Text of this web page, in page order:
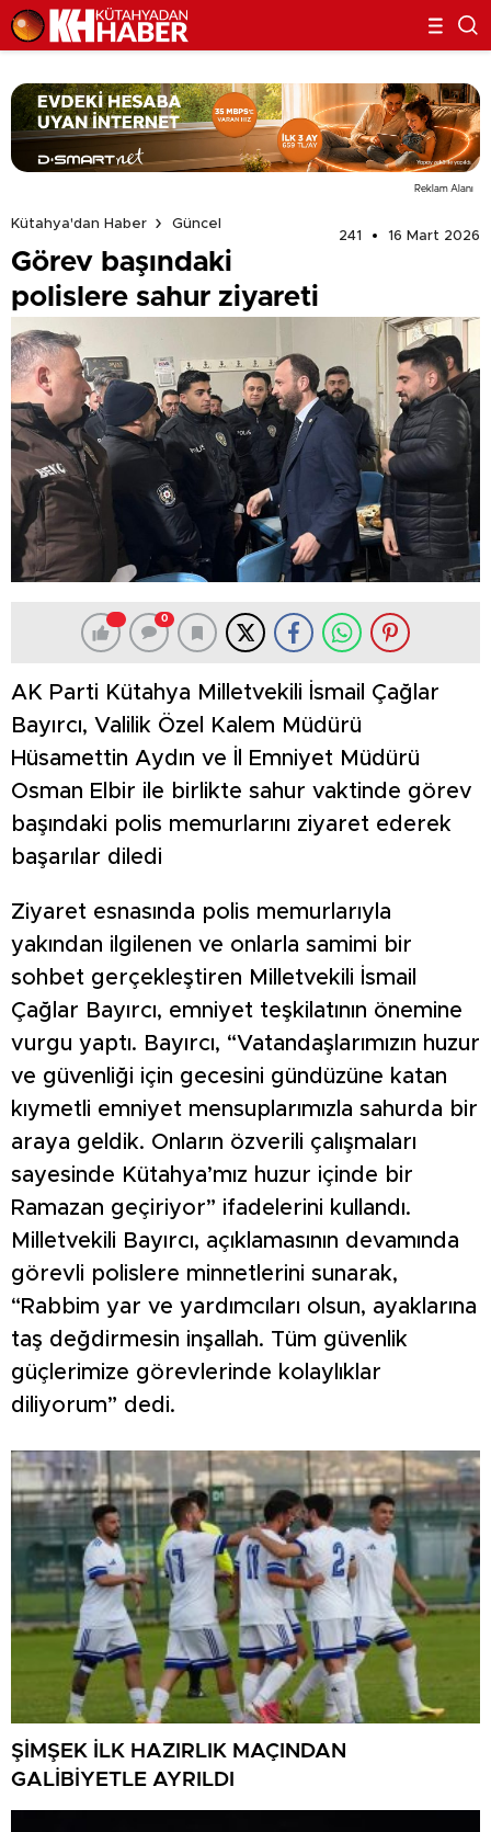
Reklam Alanı
Kütahya'dan Haber
Güncel
241
16 Mart 2026
Görev başındaki
polislere sahur ziyareti
0
AK Parti Kütahya Milletvekili İsmail Çağlar
Bayırcı, Valilik Özel Kalem Müdürü
Hüsamettin Aydın ve İl Emniyet Müdürü
Osman Elbir ile birlikte sahur vaktinde görev
başındaki polis memurlarını ziyaret ederek
başarılar diledi
Ziyaret esnasında polis memurlarıyla
yakından ilgilenen ve onlarla samimi bir
sohbet gerçekleştiren Milletvekili İsmail
Çağlar Bayırcı, emniyet teşkilatının önemine
vurgu yaptı. Bayırcı, “Vatandaşlarımızın huzur
ve güvenliği için gecesini gündüzüne katan
kıymetli emniyet mensuplarımızla sahurda bir
araya geldik. Onların özverili çalışmaları
sayesinde Kütahya’mız huzur içinde bir
Ramazan geçiriyor” ifadelerini kullandı.
Milletvekili Bayırcı, açıklamasının devamında
görevli polislere minnetlerini sunarak,
“Rabbim yar ve yardımcıları olsun, ayaklarına
taş değdirmesin inşallah. Tüm güvenlik
güçlerimize görevlerinde kolaylıklar
diliyorum” dedi.
ŞİMŞEK İLK HAZIRLIK MAÇINDAN
GALİBİYETLE AYRILDI